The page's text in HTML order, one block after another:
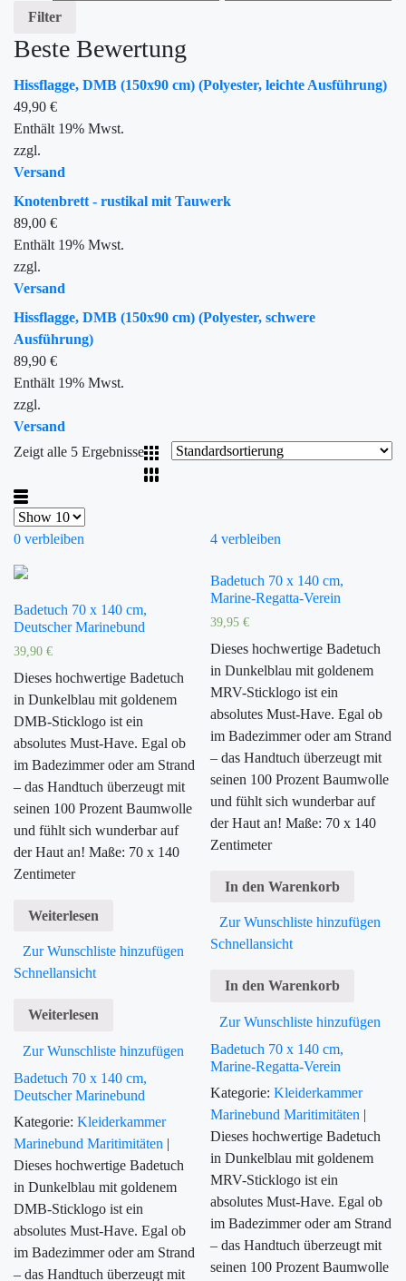
Filter
Beste Bewertung
Hissflagge, DMB (150x90 cm) (Polyester, leichte Ausführung)
49,90 €
Enthält 19% Mwst.
zzgl.
Versand
Knotenbrett - rustikal mit Tauwerk
89,00 €
Enthält 19% Mwst.
zzgl.
Versand
Hissflagge, DMB (150x90 cm) (Polyester, schwere
Ausführung)
89,90 €
Enthält 19% Mwst.
zzgl.
Versand
Zeigt alle 5 Ergebnisse
0 verbleiben
Badetuch 70 x 140 cm,
Deutscher Marinebund
39,90 €
Dieses hochwertige Badetuch
in Dunkelblau mit goldenem
DMB-Sticklogo ist ein
absolutes Must-Have. Egal ob
im Badezimmer oder am Strand
– das Handtuch überzeugt mit
seinen 100 Prozent Baumwolle
und fühlt sich wunderbar auf
der Haut an! Maße: 70 x 140
Zentimeter
Weiterlesen
Zur Wunschliste hinzufügen
Schnellansicht
Weiterlesen
Zur Wunschliste hinzufügen
Badetuch 70 x 140 cm,
Deutscher Marinebund
Kategorie: Kleiderkammer
Marinebund Maritimitäten |
Dieses hochwertige Badetuch
in Dunkelblau mit goldenem
DMB-Sticklogo ist ein
absolutes Must-Have. Egal ob
im Badezimmer oder am Strand
– das Handtuch überzeugt mit
4 verbleiben
Badetuch 70 x 140 cm,
Marine-Regatta-Verein
39,95€
Dieses hochwertige Badetuch
in Dunkelblau mit goldenem
MRV-Sticklogo ist ein
absolutes Must-Have. Egal ob
im Badezimmer oder am Strand
– das Handtuch überzeugt mit
seinen 100 Prozent Baumwolle
und fühlt sich wunderbar auf
der Haut an! Maße: 70 x 140
Zentimeter
In den Warenkorb
Zur Wunschliste hinzufügen
Schnellansicht
In den Warenkorb
Zur Wunschliste hinzufügen
Badetuch 70 x 140 cm,
Marine-Regatta-Verein
Kategorie: Kleiderkammer
MarinebundMaritimitäten |
Dieses hochwertige Badetuch
in Dunkelblau mit goldenem
MRV-Sticklogo ist ein
absolutes Must-Have. Egal ob
im Badezimmer oder am Strand
– das Handtuch überzeugt mit
seinen 100 Prozent Baumwolle